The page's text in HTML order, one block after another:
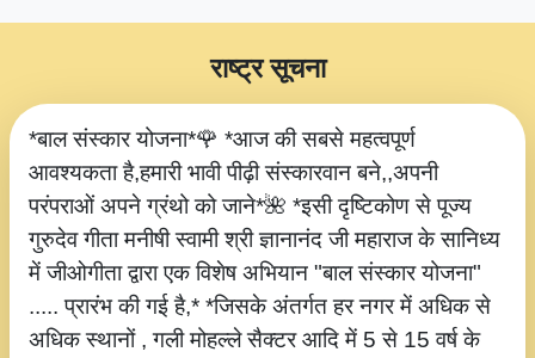
*बाल संस्कार योजना*🌹 *आज की सबसे महत्वपूर्ण
आवश्यकता है,हमारी भावी पीढ़ी संस्कारवान बने,,अपनी
परंपराओं अपने ग्रंथो को जाने*🌺 *इसी दृष्टिकोण से पूज्य
गुरुदेव गीता मनीषी स्वामी श्री ज्ञानानंद जी महाराज के सानिध्य
में जीओगीता द्वारा एक विशेष अभियान "बाल संस्कार योजना"
..... प्रारंभ की गई है,* *जिसके अंतर्गत हर नगर में अधिक से
अधिक स्थानों , गली मोहल्ले सैक्टर आदि में 5 से 15 वर्ष के
राष्ट्र सूचना